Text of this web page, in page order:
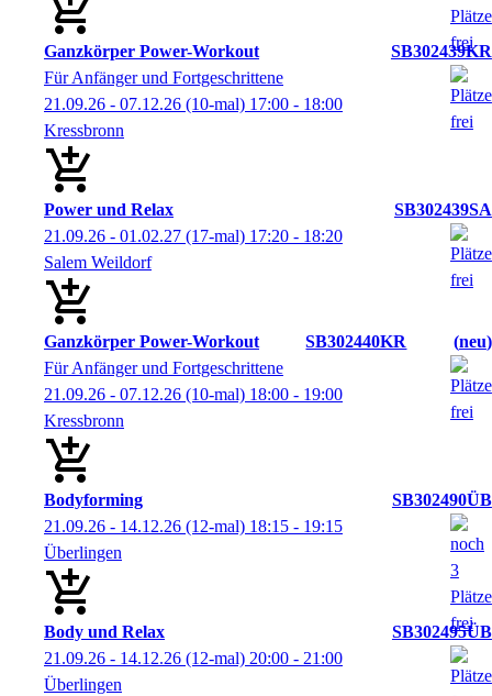
Ganzkörper Power-Workout
SB302439KR
Für Anfänger und Fortgeschrittene
21.09.26 - 07.12.26 (10-mal) 17:00 - 18:00
Kressbronn
Power und Relax
SB302439SA
21.09.26 - 01.02.27 (17-mal) 17:20 - 18:20
Salem Weildorf
Ganzkörper Power-Workout SB302440KR
neu
Für Anfänger und Fortgeschrittene
21.09.26 - 07.12.26 (10-mal) 18:00 - 19:00
Kressbronn
Bodyforming
SB302490ÜB
21.09.26 - 14.12.26 (12-mal) 18:15 - 19:15
Überlingen
Body und Relax
SB302495ÜB
21.09.26 - 14.12.26 (12-mal) 20:00 - 21:00
Überlingen